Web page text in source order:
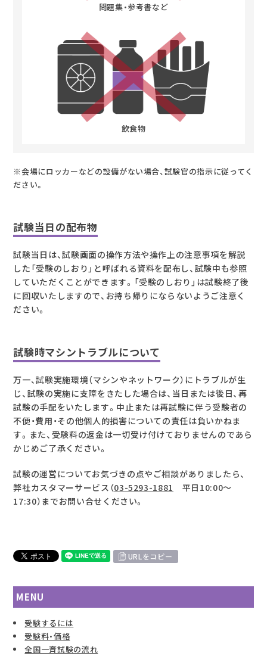
問題集・参考書など
飲食物
※会場にロッカーなどの設備がない場合、試験官の指示に従ってく
ださい。
試験当日の配布物
試験当日は、試験画面の操作方法や操作上の注意事項を解説
した「受験のしおり」と呼ばれる資料を配布し、試験中も参照
していただくことができます。「受験のしおり」は試験終了後
に回収いたしますので、お持ち帰りにならないようご注意く
ださい。
試験時マシントラブルについて
万一、試験実施環境（マシンやネットワーク）にトラブルが生
じ、試験の実施に支障をきたした場合は、当日または後日、再
試験の手配をいたします。中止または再試験に伴う受験者の
不便・費用・その他個人的損害についての責任は負いかねま
す。また、受験料の返金は一切受け付けておりませんのであら
かじめご了承ください。
試験の運営についてお気づきの点やご相談がありましたら、
弊社カスタマーサービス（03-5293-1881
平日10:00～
17:30）までお問い合せください。
URLをコピー
MENU
受験するには
受験料・価格
全国一斉試験の流れ